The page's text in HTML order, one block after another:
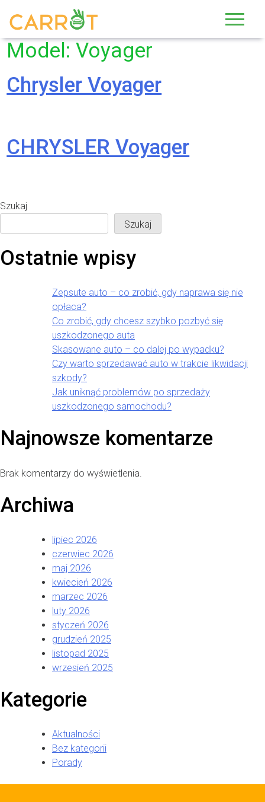
Model:Voyager
Chrysler Voyager
CHRYSLER Voyager
Szukaj
Szukaj
Ostatnie wpisy
Zepsute auto – co zrobić, gdy naprawa się nie
opłaca?
Co zrobić, gdy chcesz szybko pozbyć się
uszkodzonego auta
Skasowane auto – co dalej po wypadku?
Czy warto sprzedawać auto w trakcie likwidacji
szkody?
Jak uniknąć problemów po sprzedaży
uszkodzonego samochodu?
Najnowsze komentarze
Brak komentarzy do wyświetlenia.
Archiwa
lipiec 2026
czerwiec 2026
maj 2026
kwiecień 2026
marzec 2026
luty 2026
styczeń 2026
grudzień 2025
listopad 2025
wrzesień 2025
Kategorie
Aktualności
Bez kategorii
Porady